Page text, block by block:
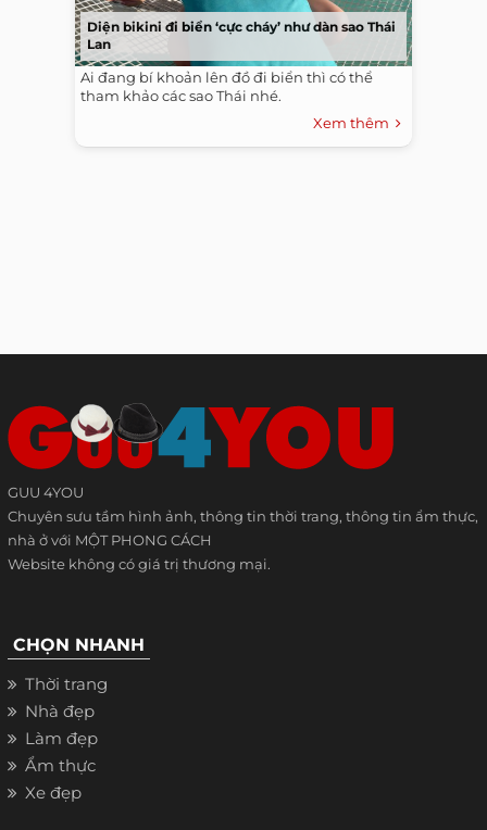
Diện bikini đi biển ‘cực cháy’ như dàn sao Thái
Lan
Ai đang bí khoản lên đồ đi biển thì có thể
tham khảo các sao Thái nhé.
Xem thêm
GUU 4YOU
Chuyên sưu tầm hình ảnh, thông tin thời trang, thông tin ẩm thực,
nhà ở với MỘT PHONG CÁCH
Website không có giá trị thương mại.
CHỌN NHANH
Thời trang
Nhà đẹp
Làm đẹp
Ẩm thực
Xe đẹp